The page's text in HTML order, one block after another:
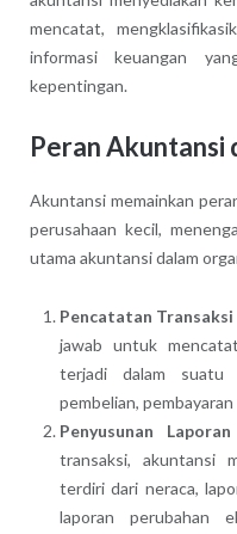
mencatat,
informasi keuangan
kepentingan.
Peran Akuntansi
Akuntansi memainkan
perusahaan kecil,
utama akuntansi dalam
Pencatatan Transaksi
jawab untuk
terjadi dalam suatu
pembelian,
Penyusunan
transaksi, akuntansi
terdiri dari neraca,
laporan perubahan